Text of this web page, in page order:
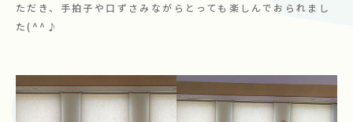
ただき、手拍子や口ずさみながらとっても楽しんでおられまし
た(^^♪